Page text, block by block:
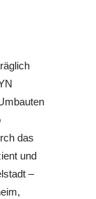
das
und
–